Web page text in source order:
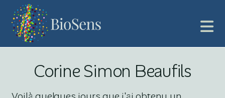
Corine Simon Beaufils